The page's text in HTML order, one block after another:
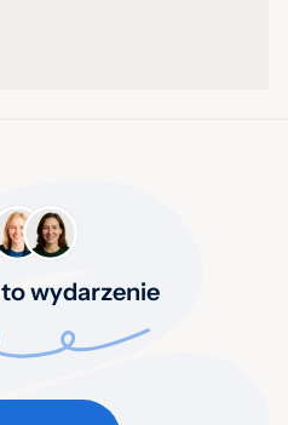
to wydarzenie